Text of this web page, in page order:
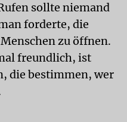
sollte niemand
forderte, die
zu öffnen.
freundlich, ist
die bestimmen, wer